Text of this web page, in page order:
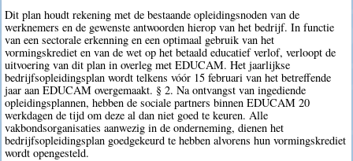
Dit plan houdt rekening met de bestaande opleidingsnoden van de
werknemers en de gewenste antwoorden hierop van het bedrijf. In functie
van een sectorale erkenning en een optimaal gebruik van het
vormingskrediet en van de wet op het betaald educatief verlof, verloopt de
uitvoering van dit plan in overleg met EDUCAM. Het jaarlijkse
bedrijfsopleidingsplan wordt telkens vóór 15 februari van het betreffende
jaar aan EDUCAM overgemaakt. § 2. Na ontvangst van ingediende
opleidingsplannen, hebben de sociale partners binnen EDUCAM 20
werkdagen de tijd om deze al dan niet goed te keuren. Alle
vakbondsorganisaties aanwezig in de onderneming, dienen het
bedrijfsopleidingsplan goedgekeurd te hebben alvorens hun vormingskrediet
wordt opengesteld.